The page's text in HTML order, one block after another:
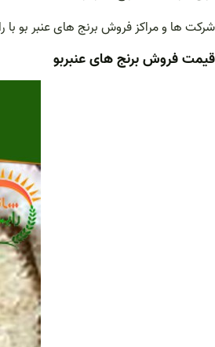
شرکت ها و مراکز فروش برنج های عنبر بو
قیمت فروش برنج های عنبربو